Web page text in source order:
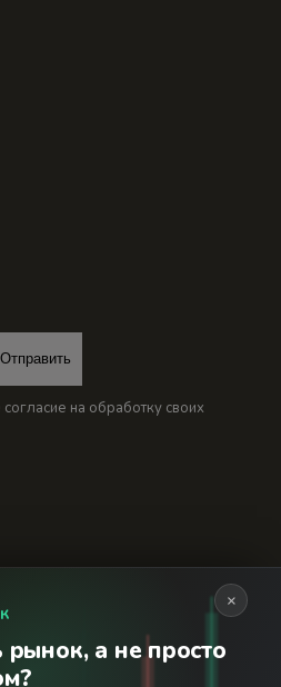
Отправить
на обработку своих
портал «Банки
сайт BanksToday.net вы
×
рынок, а не просто